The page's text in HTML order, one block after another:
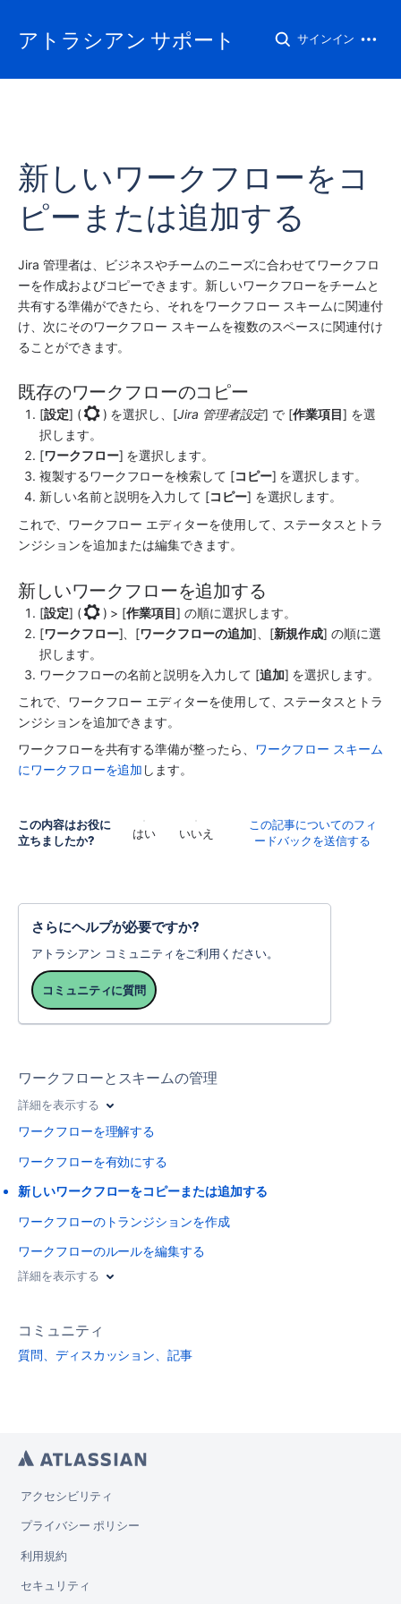
アトラシアン サポート サインイン
新しいワークフローをコ
ピーまたは追加する
Jira 管理者は、ビジネスやチームのニーズに合わせてワークフロ
ーを作成およびコピーできます。新しいワークフローをチームと
共有する準備ができたら、それをワークフロー スキームに関連付
け、次にそのワークフロー スキームを複数のスペースに関連付け
ることができます。
既存のワークフローのコピー
[設定] ( ) を選択し、[Jira 管理者設定] で [作業項目] を選
択します。
[ワークフロー] を選択します。
複製するワークフローを検索して [コピー] を選択します。
新しい名前と説明を入力して [コピー] を選択します。
これで、ワークフロー エディターを使用して、ステータスとトラ
ンジションを追加または編集できます。
新しいワークフローを追加する
[設定] ( ) > [作業項目] の順に選択します。
[ワークフロー]、[ワークフローの追加]、[新規作成] の順に選
択します。
ワークフローの名前と説明を入力して [追加] を選択します。
これで、ワークフロー エディターを使用して、ステータスとトラ
ンジションを追加できます。
ワークフローを共有する準備が整ったら、 ワークフロー スキーム
にワークフローを追加 します。
この内容はお役に
立ちましたか?
はい いいえ
この記事についてのフィ
ードバックを送信する
さらにヘルプが必要ですか?
アトラシアン コミュニティをご利用ください。
コミュニティに質問
ワークフローとスキームの管理
詳細を表示する
ワークフローを理解する
ワークフローを有効にする
新しいワークフローをコピーまたは追加する
ワークフローのトランジションを作成
ワークフローのルールを編集する
詳細を表示する
コミュニティ
質問、ディスカッション、記事
アクセシビリティ
プライバシー ポリシー
利用規約
セキュリティ